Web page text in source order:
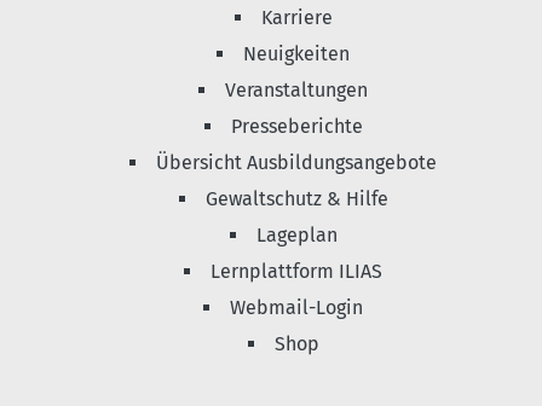
Karriere
Neuigkeiten
Veranstaltungen
Presseberichte
Übersicht Ausbildungsangebote
Gewaltschutz & Hilfe
Lageplan
Lernplattform ILIAS
Webmail-Login
Shop